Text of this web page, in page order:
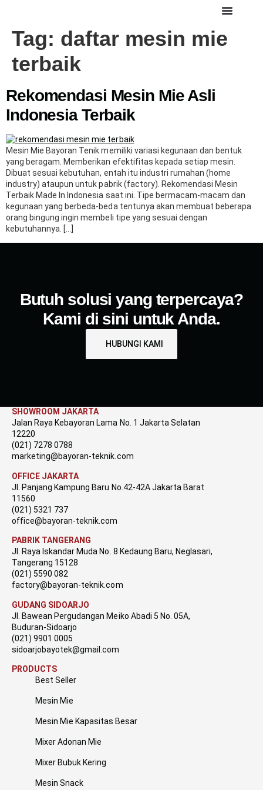
Tag: daftar mesin mie
terbaik
Rekomendasi Mesin Mie Asli
Indonesia Terbaik
Mesin Mie Bayoran Tenik memiliki variasi kegunaan dan bentuk
yang beragam. Memberikan efektifitas kepada setiap mesin.
Dibuat sesuai kebutuhan, entah itu industri rumahan (home
industry) ataupun untuk pabrik (factory). Rekomendasi Mesin
Terbaik Made In Indonesia saat ini. Tipe bermacam-macam dan
kegunaan yang berbeda-beda tentunya akan membuat beberapa
orang bingung ingin membeli tipe yang sesuai dengan
kebutuhannya. […]
Butuh solusi yang terpercaya?
Kami di sini untuk Anda.
HUBUNGI KAMI
SHOWROOM JAKARTA
Jalan Raya Kebayoran Lama No. 1 Jakarta Selatan
12220
(021) 7278 0788
marketing@bayoran-teknik.com
OFFICE JAKARTA
Jl. Panjang Kampung Baru No.42-42A Jakarta Barat
11560
(021) 5321 737
office@bayoran-teknik.com
PABRIK TANGERANG
Jl. Raya Iskandar Muda No. 8 Kedaung Baru, Neglasari,
Tangerang 15128
(021) 5590 082
factory@bayoran-teknik.com
GUDANG SIDOARJO
Jl. Bawean Pergudangan Meiko Abadi 5 No. 05A,
Buduran-Sidoarjo
(021) 9901 0005
sidoarjobayotek@gmail.com
PRODUCTS
Best Seller
Mesin Mie
Mesin Mie Kapasitas Besar
Mixer Adonan Mie
Mixer Bubuk Kering
Mesin Snack